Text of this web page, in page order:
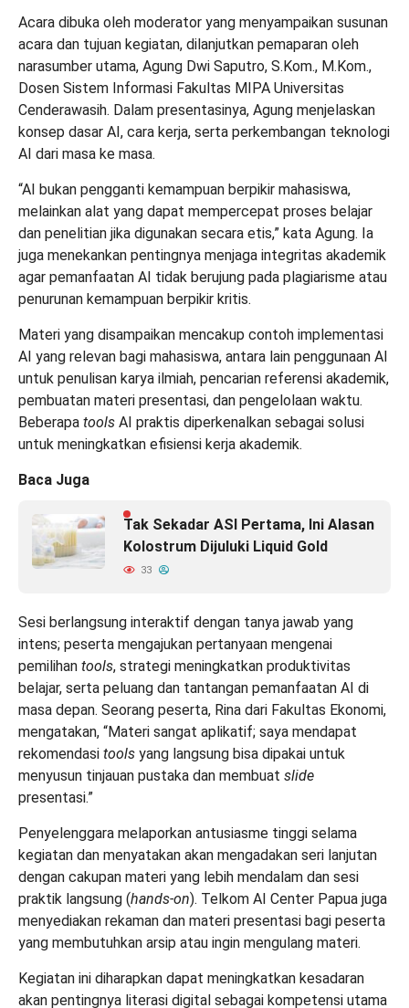
Acara dibuka oleh moderator yang menyampaikan susunan
acara dan tujuan kegiatan, dilanjutkan pemaparan oleh
narasumber utama, Agung Dwi Saputro, S.Kom., M.Kom.,
Dosen Sistem Informasi Fakultas MIPA Universitas
Cenderawasih. Dalam presentasinya, Agung menjelaskan
konsep dasar AI, cara kerja, serta perkembangan teknologi
AI dari masa ke masa.
“AI bukan pengganti kemampuan berpikir mahasiswa,
melainkan alat yang dapat mempercepat proses belajar
dan penelitian jika digunakan secara etis,” kata Agung. Ia
juga menekankan pentingnya menjaga integritas akademik
agar pemanfaatan AI tidak berujung pada plagiarisme atau
penurunan kemampuan berpikir kritis.
Materi yang disampaikan mencakup contoh implementasi
AI yang relevan bagi mahasiswa, antara lain penggunaan AI
untuk penulisan karya ilmiah, pencarian referensi akademik,
pembuatan materi presentasi, dan pengelolaan waktu.
Beberapa tools AI praktis diperkenalkan sebagai solusi
untuk meningkatkan efisiensi kerja akademik.
Baca Juga
Tak Sekadar ASI Pertama, Ini Alasan
Kolostrum Dijuluki Liquid Gold
33
Sesi berlangsung interaktif dengan tanya jawab yang
intens; peserta mengajukan pertanyaan mengenai
pemilihan tools, strategi meningkatkan produktivitas
belajar, serta peluang dan tantangan pemanfaatan AI di
masa depan. Seorang peserta, Rina dari Fakultas Ekonomi,
mengatakan, “Materi sangat aplikatif; saya mendapat
rekomendasi tools yang langsung bisa dipakai untuk
menyusun tinjauan pustaka dan membuat slide
presentasi.”
Penyelenggara melaporkan antusiasme tinggi selama
kegiatan dan menyatakan akan mengadakan seri lanjutan
dengan cakupan materi yang lebih mendalam dan sesi
praktik langsung (hands-on). Telkom AI Center Papua juga
menyediakan rekaman dan materi presentasi bagi peserta
yang membutuhkan arsip atau ingin mengulang materi.
Kegiatan ini diharapkan dapat meningkatkan kesadaran
akan pentingnya literasi digital sebagai kompetensi utama